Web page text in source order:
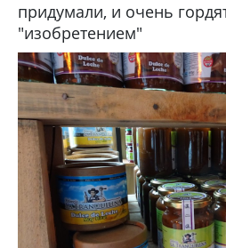
придумали, и очень
"изобретением"